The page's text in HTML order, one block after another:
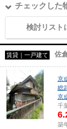
チェックした
検討リスト
賃貸｜一戸建て 佐
京
総
京
千
築